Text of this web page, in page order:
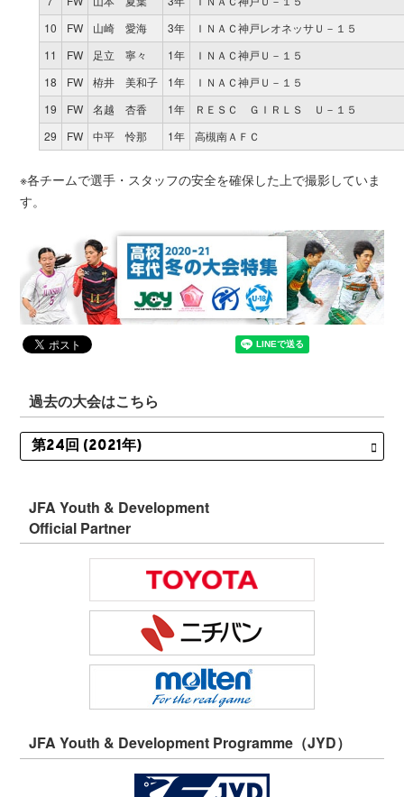
10
FW 山崎 愛海 3年
ＩＮＡＣ神戸レオネッサＵ－１５
11
FW 足立 寧々 1年
ＩＮＡＣ神戸Ｕ－１５
18
FW 栫井 美和子 1年
ＩＮＡＣ神戸Ｕ－１５
19
FW 名越 杏香 1年
ＲＥＳＣ ＧＩＲＬＳ Ｕ－１５
29
FW 中平 怜那 1年 高槻南ＡＦＣ
※各チームで選手・スタッフの安全を確保した上で撮影していま
す。
過去の大会はこちら
JFA Youth & Development
Official Partner
JFA Youth & Development Programme（JYD）